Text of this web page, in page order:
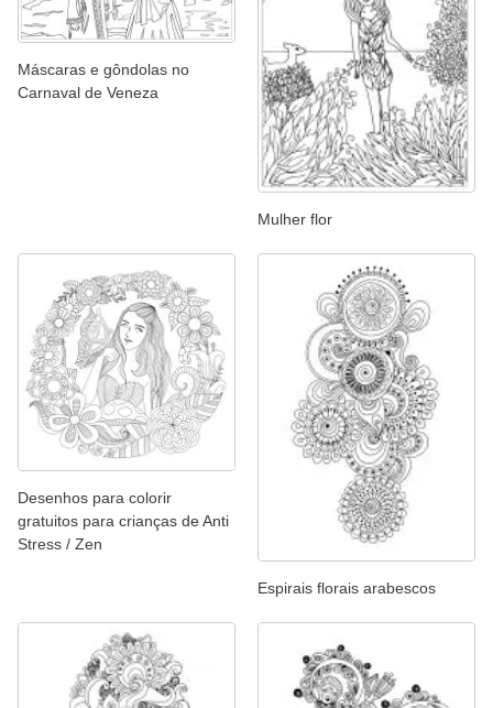
Máscaras e gôndolas no
Carnaval de Veneza
Mulher flor
Desenhos para colorir
gratuitos para crianças de Anti
Stress / Zen
Espirais florais arabescos